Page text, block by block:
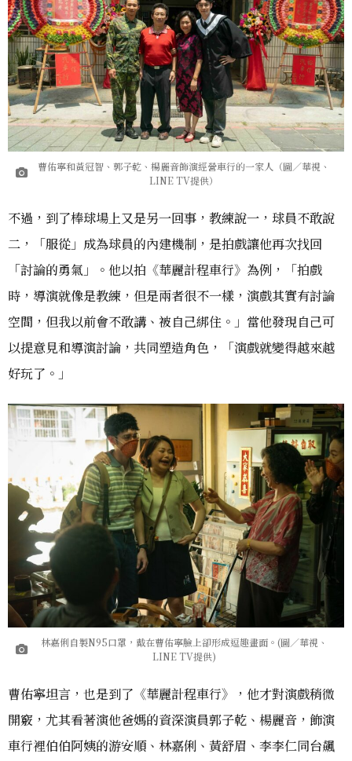
曹佑寧和黃冠智、郭子乾、楊麗音飾演經營車行的一家人（圖／華視、
LINE TV提供）
不過，到了棒球場上又是另一回事，教練說一，球員不敢說
二，「服從」成為球員的內建機制，是拍戲讓他再次找回
「討論的勇氣」。他以拍《華麗計程車行》為例，「拍戲
時，導演就像是教練，但是兩者很不一樣，演戲其實有討論
空間，但我以前會不敢講、被自己綁住。」當他發現自己可
以提意見和導演討論，共同塑造角色，「演戲就變得越來越
好玩了。」
林嘉俐自製N95口罩，戴在曹佑寧臉上卻形成逗趣畫面。(圖／華視、
LINE TV提供)
曹佑寧坦言，也是到了《華麗計程車行》，他才對演戲稍微
開竅，尤其看著演他爸媽的資深演員郭子乾、楊麗音，飾演
車行裡伯伯阿姨的游安順、林嘉俐、黃舒眉、李李仁同台飆